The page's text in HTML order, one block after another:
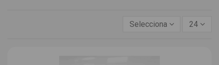
Selecciona 24